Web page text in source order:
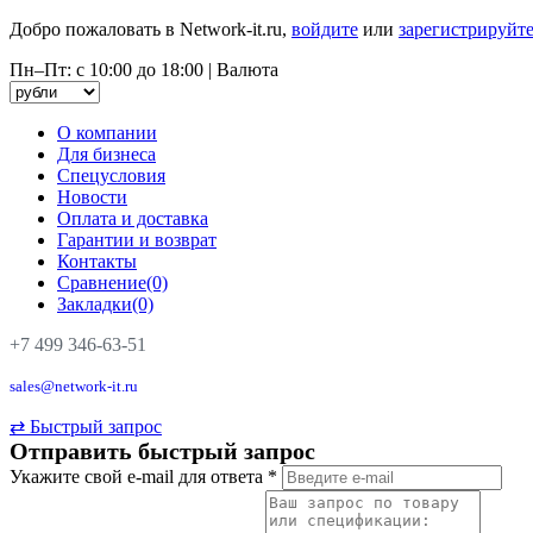
Добро пожаловать в Network-it.ru, войдите или
Пн–Пт: с 10:00 до 18:00 | Валюта
О компании
Для бизнеса
Спецусловия
Новости
Оплата и доставка
Гарантии и возврат
Контакты
Сравнение(0)
Закладки(0)
+7 499 346-63-51
sales@network-it.ru
⇄ Быстрый запрос
Отправить быстрый запрос
Укажите свой e-mail для ответа *